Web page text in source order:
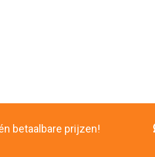
betaalbare prijzen!